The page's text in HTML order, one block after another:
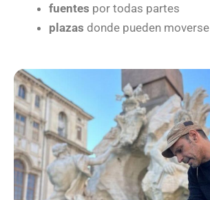
fuentes por todas partes
plazas donde pueden moverse